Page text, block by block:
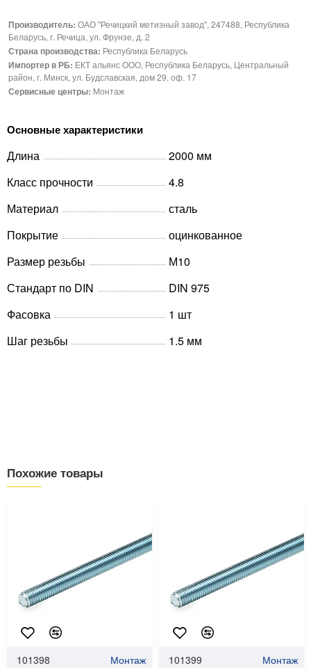
Производитель: ОАО "Речицкий метизный завод", 247488, Республика
Беларусь, г. Речица, ул. Фрунзе, д. 2
Страна производства: Республика Беларусь
Импортер в РБ: ЕКТ альянс ООО, Республика Беларусь, Центральный
район, г. Минск, ул. Будславская, дом 29, оф. 17
Сервисные центры: Монтаж
Основные характеристики
Длина
2000 мм
Класс прочности
4.8
Материал
сталь
Покрытие
оцинкованное
Размер резьбы
М10
Стандарт по DIN
DIN 975
Фасовка
1 шт
Шаг резьбы
1.5 мм
Похожие товары
101398 Монтаж 101399 Монтаж